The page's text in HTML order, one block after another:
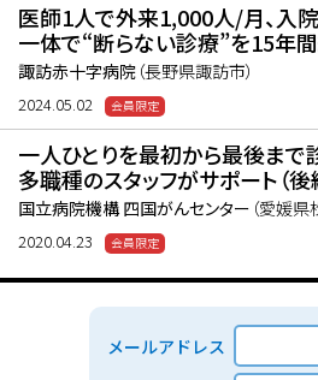
医師1人で外来1,000人/月、入
一体で“断らない診療”を15年間
諏訪赤十字病院 （長野県諏訪市）
2024.05.02
一人ひとりを最初から最後ま
多職種のスタッフがサポート（後
国立病院機構 四国がんセンター （愛媛県
2020.04.23
メールアドレス